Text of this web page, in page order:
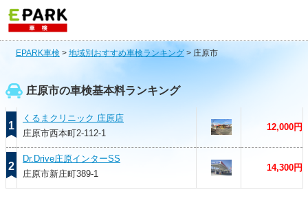
EPARK車検 > 地域別おすすめ車検ランキング> 庄原市
庄原市の車検基本料ランキング
1
くるまクリニック 庄原店
庄原市西本町2-112-1
12,000円
2
Dr.Drive庄原インターSS
庄原市新庄町389-1
14,300円